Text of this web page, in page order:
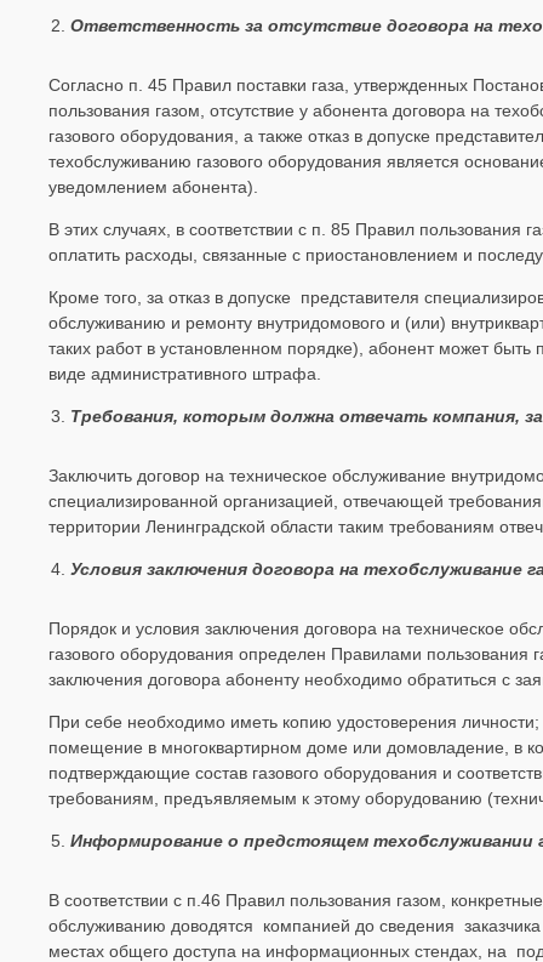
Ответственность за отсутствие договора на
Согласно п. 45 Правил поставки газа, утвержденных
пользования газом, отсутствие у абонента договора на
газового оборудования, а также отказ в допуске
техобслуживанию газового оборудования является
уведомлением абонента).
В этих случаях, в соответствии с п. 85 Правил пользования
оплатить расходы, связанные с приостановлением и
Кроме того, за отказ в допуске представителя
обслуживанию и ремонту внутридомового и (или)
таких работ в установленном порядке), абонент может
виде административного штрафа.
Требования, которым должна отвечать компания,
Заключить договор на техническое обслуживание
специализированной организацией, отвечающей
территории Ленинградской области таким требованиям
Условия заключения договора на техобслуживание
Порядок и условия заключения договора на техническое
газового оборудования определен Правилами пользования
заключения договора абоненту необходимо обратиться с
При себе необходимо иметь копию удостоверения
помещение в многоквартирном доме или домовладение, в
подтверждающие состав газового оборудования и
требованиям, предъявляемым к этому оборудованию
Информирование о предстоящем техобслуживании
В соответствии с п.46 Правил пользования газом,
обслуживанию доводятся компанией до сведения
местах общего доступа на информационных стендах, на